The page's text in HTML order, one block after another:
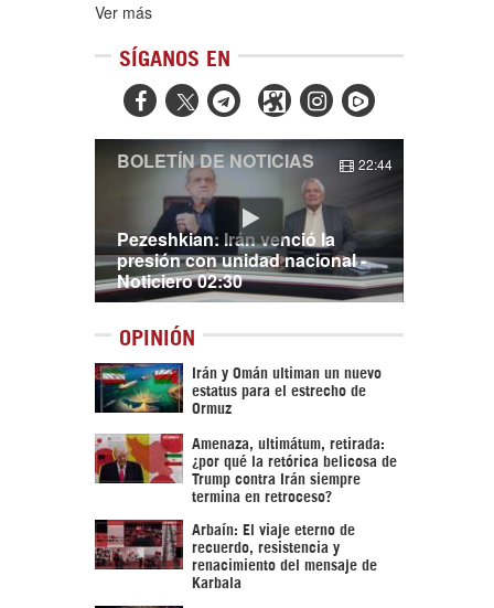
Ver más
SÍGANOS EN
  
Pezeshkian: Irán venció la
presión con unidad nacional -
Noticiero 02:30
BOLETÍN DE NOTICIAS 22:44
OPINIÓN
Irán y Omán ultiman un nuevo
estatus para el estrecho de
Ormuz
Amenaza, ultimátum, retirada:
¿por qué la retórica belicosa de
Trump contra Irán siempre
termina en retroceso?
Arbaín: El viaje eterno de
recuerdo, resistencia y
renacimiento del mensaje de
Karbala